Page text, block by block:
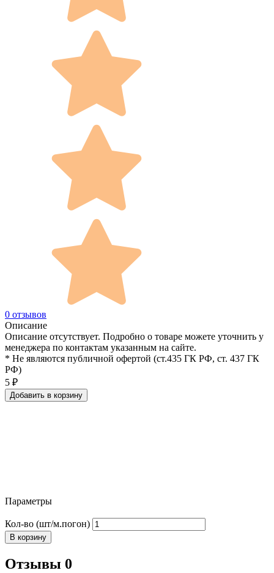
0 отзывов
Описание
Описание отсутствует. Подробно о товаре можете уточнить у
менеджера по контактам указанным на сайте.
* Не являются публичной офертой (ст.435 ГК РФ, cт. 437 ГК
РФ)
5 ₽
Добавить в корзину
Параметры
Кол-во (шт/м.погон)
В корзину
Отзывы 0